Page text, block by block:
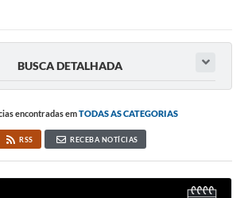
BUSCA DETALHADA
encontradas emTODAS AS CATEGORIAS
RSS RECEBA NOTÍCIAS